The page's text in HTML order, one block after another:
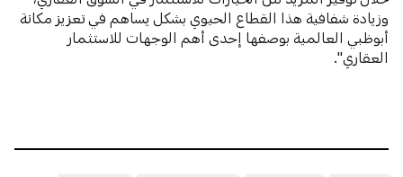
وزيادة شفافية هذا القطاع الحيوي بشكل يساهم في تعزيز مكانة
أبوظبي العالمية بوصفها إحدى أهم الوجهات للاستثمار
العقاري".